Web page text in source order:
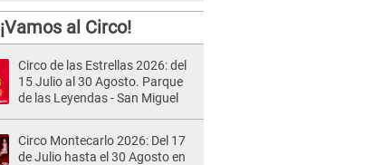
¡Vamos al Circo!
Circo de las Estrellas 2026: del
15 Julio al 30 Agosto. Parque
de las Leyendas - San Miguel
Circo Montecarlo 2026: Del 17
de Julio hasta el 30 Agosto en